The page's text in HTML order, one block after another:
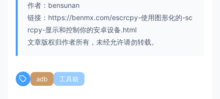
作者：bensunan
链接：https://benmx.com/escrcpy-使用图形化的-sc
rcpy-显示和控制你的安卓设备.html
文章版权归作者所有，未经允许请勿转载。
adb 工具箱